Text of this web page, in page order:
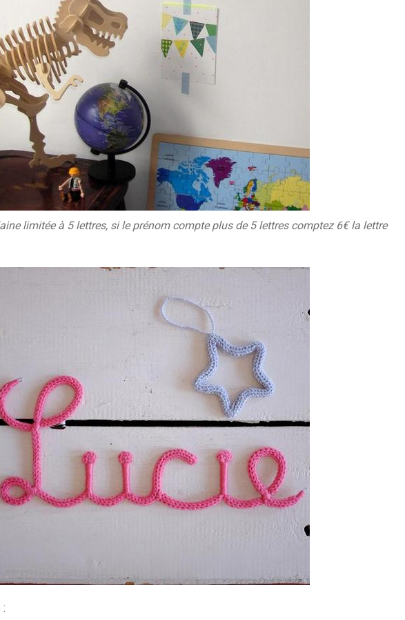
limitée à 5 lettres, si le prénom compte plus de 5 lettres comptez 6€ la lettre